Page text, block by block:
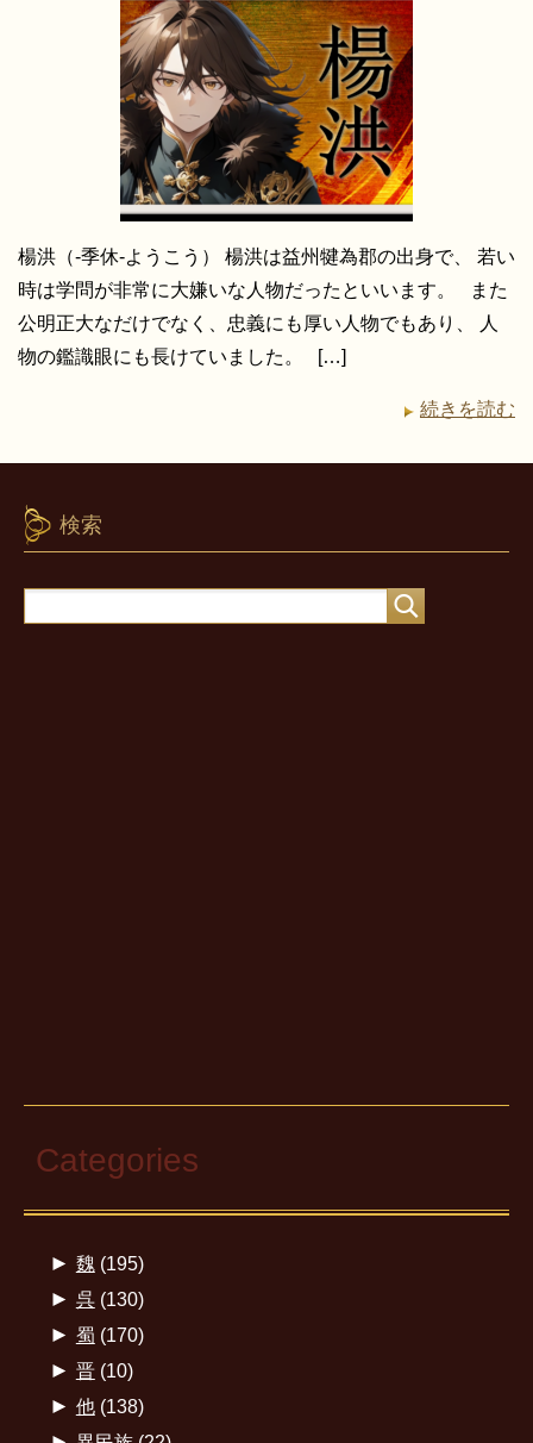
楊洪（-季休-ようこう） 楊洪は益州犍為郡の出身で、 若い
時は学問が非常に大嫌いな人物だったといいます。 また
公明正大なだけでなく、忠義にも厚い人物でもあり、 人
物の鑑識眼にも長けていました。 […]
続きを読む
検索
Categories
► 魏 (195)
► 呉(130)
► 蜀 (170)
► 晋(10)
► 他(138)